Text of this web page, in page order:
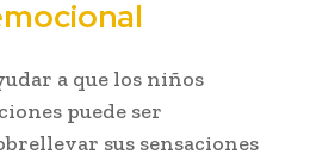
a que los niños
puede ser
sus sensaciones